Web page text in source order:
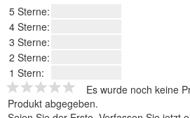
5 Sterne:
4 Sterne:
3 Sterne:
2 Sterne:
1 Stern:
Es wurde noch keine
Produkt abgegeben.